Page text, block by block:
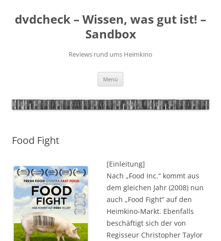
springen
dvdcheck – Wissen, was gut ist! –
Sandbox
Reviews rund ums Heimkino
Menü
Food Fight
[Einleitung]
Nach „Food Inc.“ kommt aus
dem gleichen Jahr (2008) nun
auch „Food Fight“ auf den
Heimkino-Markt. Ebenfalls
beschäftigt sich der von
Regisseur Christopher Taylor